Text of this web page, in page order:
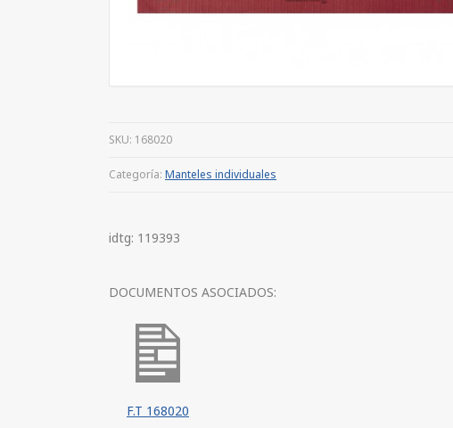
SKU: 168020
Categoría: Manteles individuales
idtg: 119393
DOCUMENTOS ASOCIADOS:
F.T 168020